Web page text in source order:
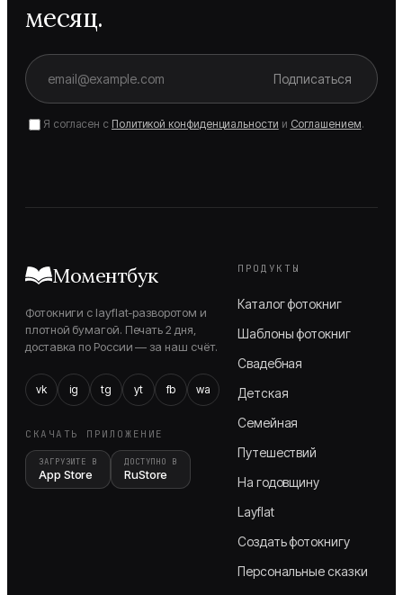
месяц.
Подписаться
Я согласен с Политикой конфиденциальности и Соглашением.
Моментбук
Фотокниги с layflat-разворотом и
плотной бумагой. Печать 2 дня,
доставка по России — за наш счёт.
vk ig tg yt fb wa
СКАЧАТЬ ПРИЛОЖЕНИЕ
ЗАГРУЗИТЕ В
App Store
ДОСТУПНО В
RuStore
ПРОДУКТЫ
Каталог фотокниг
Шаблоны фотокниг
Свадебная
Детская
Семейная
Путешествий
На годовщину
Layflat
Создать фотокнигу
Персональные сказки